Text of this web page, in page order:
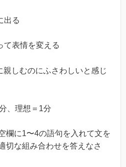
出る
て表情を変える
親しむのにふさわしいと感じ
、理想＝1分
欄に1〜4の語句を入れて文を
切な組み合わせを答えなさ